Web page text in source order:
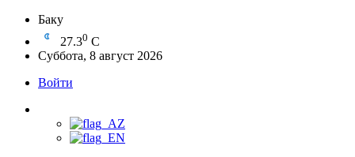
Баку
27.30 C
Суббота, 8 август 2026
Войти